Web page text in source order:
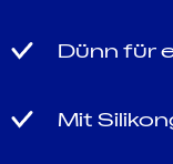
Dünn für
Mit